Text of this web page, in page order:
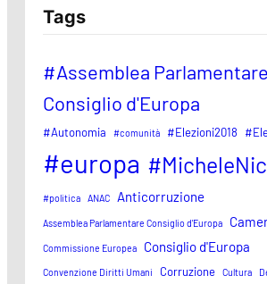
Tags
#Assemblea
Consiglio d'Europa
#Autonomia #comunità #Elezioni2018
#europa
#politica ANAC Anticorruzione
Assemblea Parlamentare Consiglio d'Europa
Commissione Europea Consiglio d'Europa
Convenzione Diritti Umani Corruzione Cultura